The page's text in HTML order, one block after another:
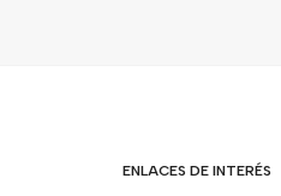
ENLACES DE INTERÉS